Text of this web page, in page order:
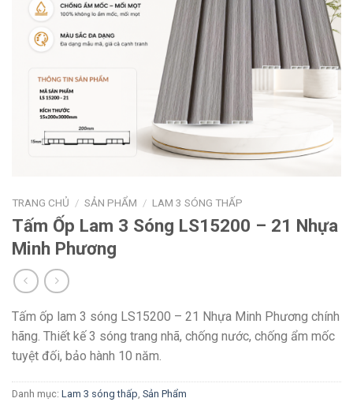
TRANG CHỦ / SẢN PHẨM / LAM 3 SÓNG THẤP
Tấm Ốp Lam 3 Sóng LS15200 – 21 Nhựa
Minh Phương
Tấm ốp lam 3 sóng LS15200 – 21 Nhựa Minh Phương chính
hãng. Thiết kế 3 sóng trang nhã, chống nước, chống ẩm mốc
tuyệt đối, bảo hành 10 năm.
Danh mục: Lam 3 sóng thấp, Sản Phẩm